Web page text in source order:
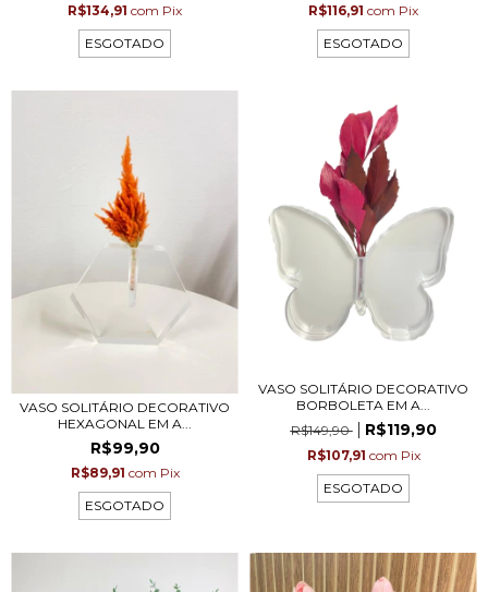
R$134,91 com Pix
ESGOTADO
R$116,91 com Pix
ESGOTADO
VASO SOLITÁRIO DECORATIVO
HEXAGONAL EM A...
R$99,90
R$89,91 com Pix
ESGOTADO
VASO SOLITÁRIO DECORATIVO
BORBOLETA EM A...
R$149,90
R$119,90
R$107,91 com Pix
ESGOTADO